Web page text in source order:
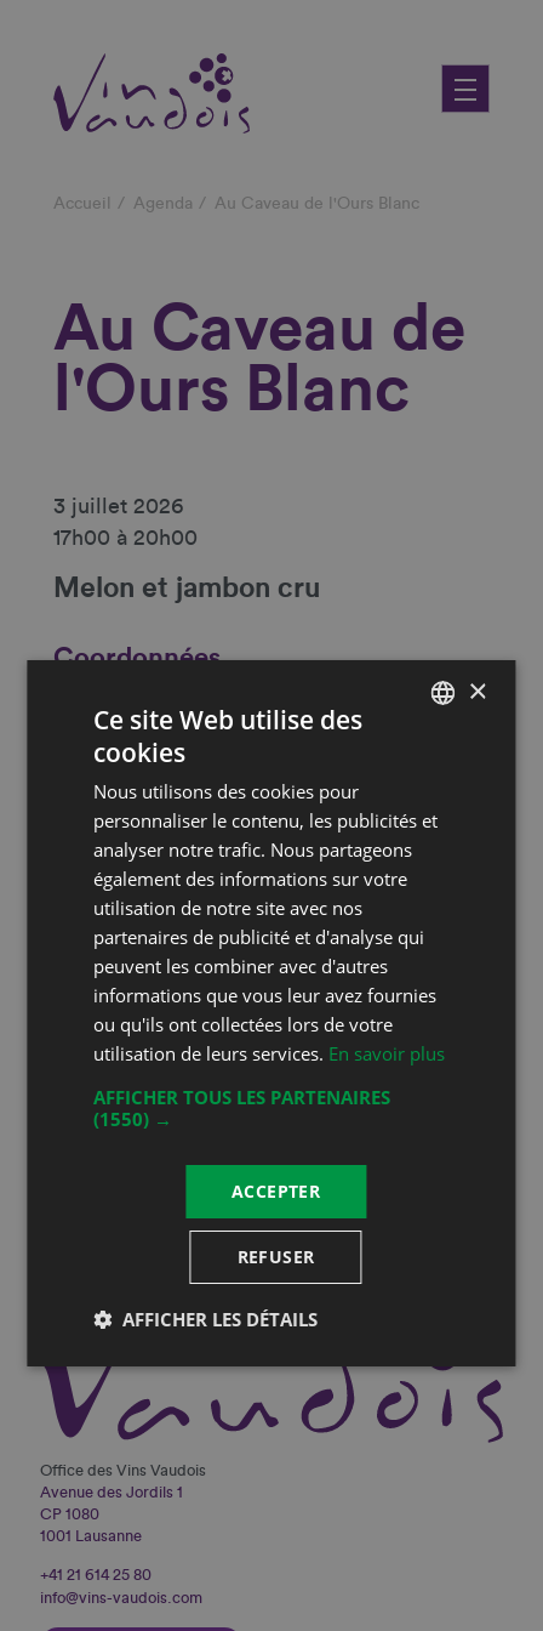
principal
Fil
Accueil Agenda Au Caveau de l'Ours Blanc
Au Caveau de
l'Ours Blanc
3 juillet 2026
17h00 à 20h00
Melon et jambon cru
Coordonnées
1562 Corcelles-près-Payerne
E-mail
Website https://www.cavedecorcelles.ch/
Restez au courant!
Suivez-nous sur les réseaux sociaux!
Inscrivez-vous à notre newsletter
Vous serez informé de toutes nos actualités
Office des Vins Vaudois
Avenue des Jordils 1
CP 1080
1001 Lausanne
+41 21 614 25 80
info@vins-vaudois.com
×
Ce site Web utilise des
cookies
Nous utilisons des cookies pour
personnaliser le contenu, les publicités et
analyser notre trafic. Nous partageons
également des informations sur votre
utilisation de notre site avec nos
partenaires de publicité et d'analyse qui
peuvent les combiner avec d'autres
informations que vous leur avez fournies
ou qu'ils ont collectées lors de votre
utilisation de leurs services. En savoir plus
AFFICHER TOUS LES PARTENAIRES
(1550) →
ACCEPTER
REFUSER
AFFICHER LES DÉTAILS